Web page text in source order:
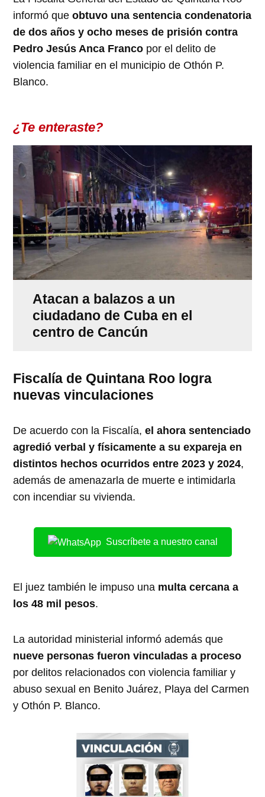
informó queobtuvo una sentencia condenatoria
de dos años y ocho meses de prisión contra
Pedro Jesús Anca Franco por el delito de
violencia familiar en el municipio de Othón P.
Blanco.
¿Te enteraste?
Atacan a balazos a un
ciudadano de Cuba en el
centro de Cancún
Fiscalía de Quintana Roo logra
nuevas vinculaciones
De acuerdo con la Fiscalía,el ahora sentenciado
agredió verbal y físicamente a su expareja en
distintos hechos ocurridos entre 2023 y 2024,
además de amenazarla de muerte e intimidarla
con incendiar su vivienda.
Suscríbete a nuestro canal
El juez también le impuso una multa cercana a
los 48 mil pesos.
La autoridad ministerial informó además que
nueve personas fueron vinculadas a proceso
por delitos relacionados con violencia familiar y
abuso sexual en Benito Juárez, Playa del Carmen
y Othón P. Blanco.